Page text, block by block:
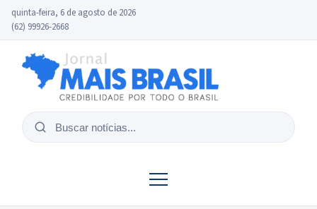
quinta-feira, 6 de agosto de 2026
(62) 99926-2668
Buscar